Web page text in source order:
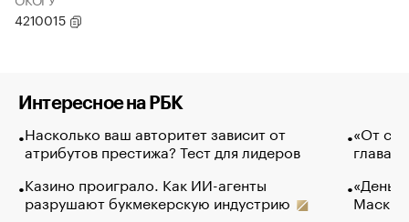
4210015
Интересное на РБК
Насколько ваш авторитет зависит от
атрибутов престижа? Тест для лидеров
Казино проиграло. Как ИИ-агенты
разрушают букмекерскую индустрию
«От
глава
Маск в